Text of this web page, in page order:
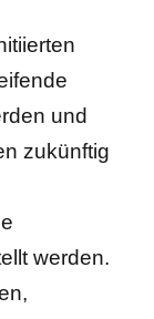
und
zukünftig
werden.